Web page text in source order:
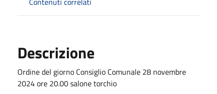
Descrizione
Ordine del giorno Consiglio Comunale 28 novembre
2024 ore 20.00 salone torchio